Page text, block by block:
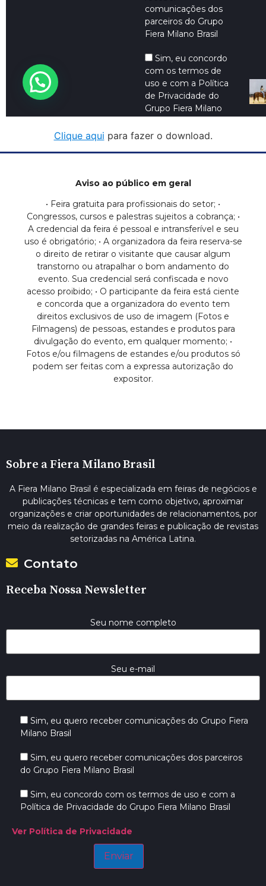
Clique aqui para fazer o download.
Aviso ao público em geral
• Feira gratuita para profissionais do setor; •
Congressos, cursos e palestras sujeitos a cobrança; •
A credencial da feira é pessoal e intransferível e seu
uso é obrigatório; • A organizadora da feira reserva-se
o direito de retirar o visitante que causar algum
transtorno ou atrapalhar o bom andamento do
evento. Sua credencial será confiscada e novo
acesso proibido; • O participante da feira está ciente
e concorda que a organizadora do evento tem
direitos exclusivos de uso de imagem (Fotos e
Filmagens) de pessoas, estandes e produtos para
divulgação do evento, em qualquer momento; •
Fotos e/ou filmagens de estandes e/ou produtos só
podem ser feitas com a expressa autorização do
expositor.
Sobre a Fiera Milano Brasil
A Fiera Milano Brasil é especializada em feiras de negócios e
publicações técnicas e tem como objetivo, aproximar
organizações e criar oportunidades de relacionamentos, por
meio da realização de grandes feiras e publicação de revistas
setorizadas na América Latina.
Contato
Receba Nossa Newsletter
Seu nome completo
Seu e-mail
Sim, eu quero receber comunicações do Grupo Fiera
Milano Brasil
Sim, eu quero receber comunicações dos parceiros
do Grupo Fiera Milano Brasil
Sim, eu concordo com os termos de uso e com a
Política de Privacidade do Grupo Fiera Milano Brasil
Ver Política de Privacidade